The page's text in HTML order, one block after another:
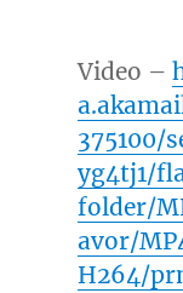
Video –
375100/
yg4tj1/
folder/
avor/
H264/